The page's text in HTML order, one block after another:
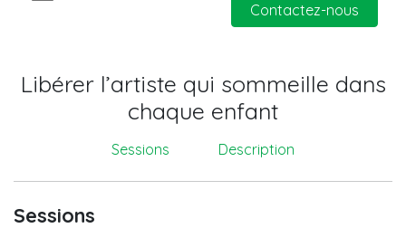
Contactez-nous
Libérer l’artiste qui sommeille dans
chaque enfant
Sessions Description
Sessions